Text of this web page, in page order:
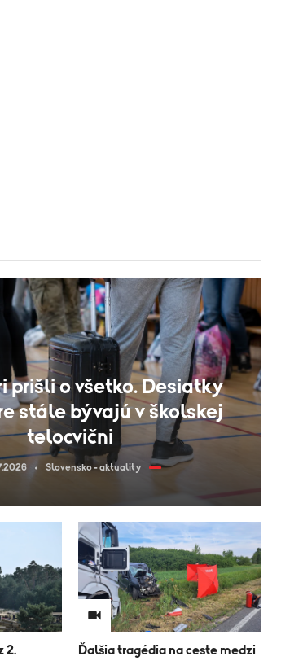
prišli o všetko. Desiatky
stále bývajú v školskej
telocvični
Slovensko - aktuality
2.
Ďalšia tragédia na ceste medzi